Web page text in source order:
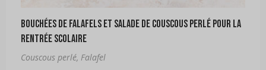
Bouchées de falafels et salade de couscous perlé pour la
rentrée scolaire
Couscous perlé, Falafel